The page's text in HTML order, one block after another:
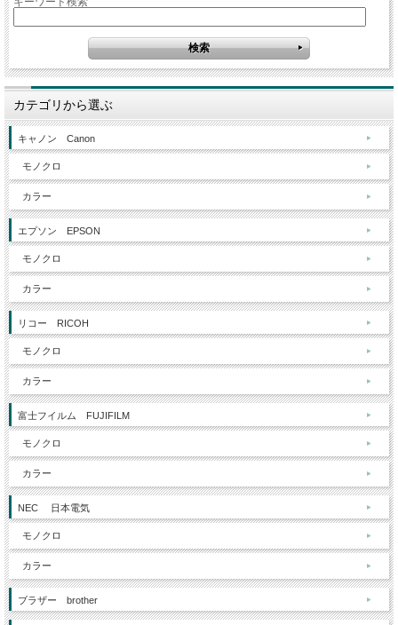
カテゴリから選ぶ
キャノン Canon
モノクロ
カラー
エプソン EPSON
モノクロ
カラー
リコー RICOH
モノクロ
カラー
富士フイルム FUJIFILM
モノクロ
カラー
NEC 日本電気
モノクロ
カラー
ブラザー brother